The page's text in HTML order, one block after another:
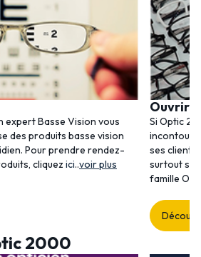
expert Basse Vision vous
des produits basse vision
Pour prendre rendez-
cliquez ici..voir plus
Ouvrir
Si Optic
ses
surtout
famille
2000